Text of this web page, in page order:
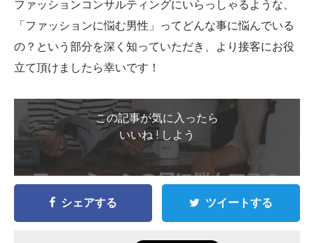
ファッションコンサルティングにいらっしゃるような、
「ファッションに悩む男性」ってどんな事に悩んでいる
の？という部分を深く知っていただき、より接客にお役
立て頂けましたら幸いです！
この記事が気に入ったら
いいね ! しよう
シェアする ツイートする